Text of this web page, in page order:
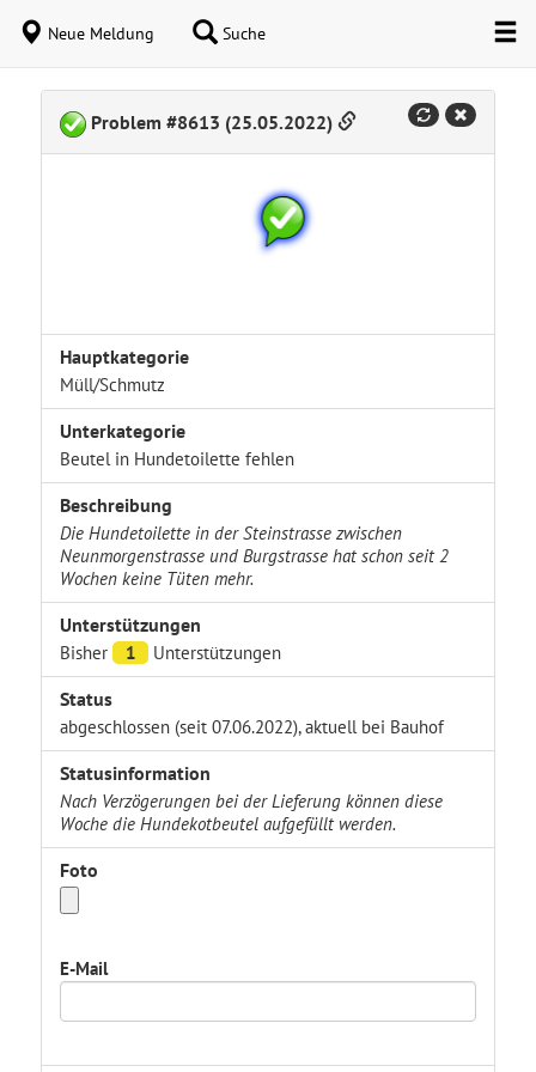
Neue Meldung Suche
Problem #8613 (25.05.2022)
Hauptkategorie
Müll/Schmutz
Unterkategorie
Beutel in Hundetoilette fehlen
Beschreibung
Die Hundetoilette in der Steinstrasse zwischen
Neunmorgenstrasse und Burgstrasse hat schon seit 2
Wochen keine Tüten mehr.
Unterstützungen
Bisher 1 Unterstützungen
Status
abgeschlossen (seit 07.06.2022), aktuell bei Bauhof
Statusinformation
Nach Verzögerungen bei der Lieferung können diese
Woche die Hundekotbeutel aufgefüllt werden.
Foto
E-Mail